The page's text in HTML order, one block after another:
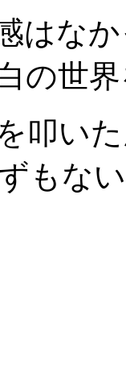
はな
の世
叩い
ずもな